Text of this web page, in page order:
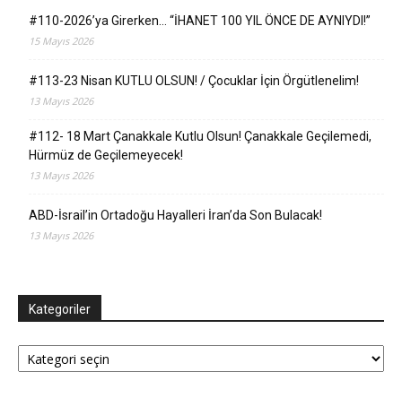
#110-2026’ya Girerken… “İHANET 100 YIL ÖNCE DE AYNIYDI!”
15 Mayıs 2026
#113-23 Nisan KUTLU OLSUN! / Çocuklar İçin Örgütlenelim!
13 Mayıs 2026
#112- 18 Mart Çanakkale Kutlu Olsun! Çanakkale Geçilemedi,
Hürmüz de Geçilemeyecek!
13 Mayıs 2026
ABD-İsrail’in Ortadoğu Hayalleri İran’da Son Bulacak!
13 Mayıs 2026
Kategoriler
Kategoriler